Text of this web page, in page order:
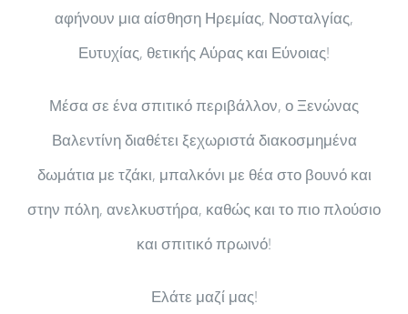
αφήνουν μια αίσθηση Ηρεμίας, Νοσταλγίας,
Ευτυχίας, θετικής Αύρας και Εύνοιας!
Μέσα σε ένα σπιτικό περιβάλλον, ο Ξενώνας
Βαλεντίνη διαθέτει ξεχωριστά διακοσμημένα
δωμάτια με τζάκι, μπαλκόνι με θέα στο βουνό και
στην πόλη, ανελκυστήρα, καθώς και το πιο πλούσιο
και σπιτικό πρωινό!
Ελάτε μαζί μας!